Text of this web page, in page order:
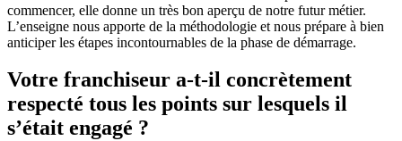
commencer, elle donne un très bon aperçu de notre futur métier.
L’enseigne nous apporte de la méthodologie et nous prépare à bien
anticiper les étapes incontournables de la phase de démarrage.
Votre franchiseur a-t-il concrètement
respecté tous les points sur lesquels il
s’était engagé ?